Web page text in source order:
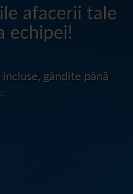
afacerii tale
echipei!
gândite până